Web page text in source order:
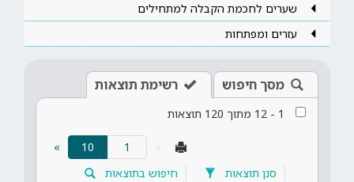
שערים לחכמת הקבלה למתחילים
עזרים ומפתחות
מסך חיפוש רשימת תוצאות
1
-
12 מתוך 120 תוצאות
10
»
סנן תוצאות
חיפוש בתוצאות